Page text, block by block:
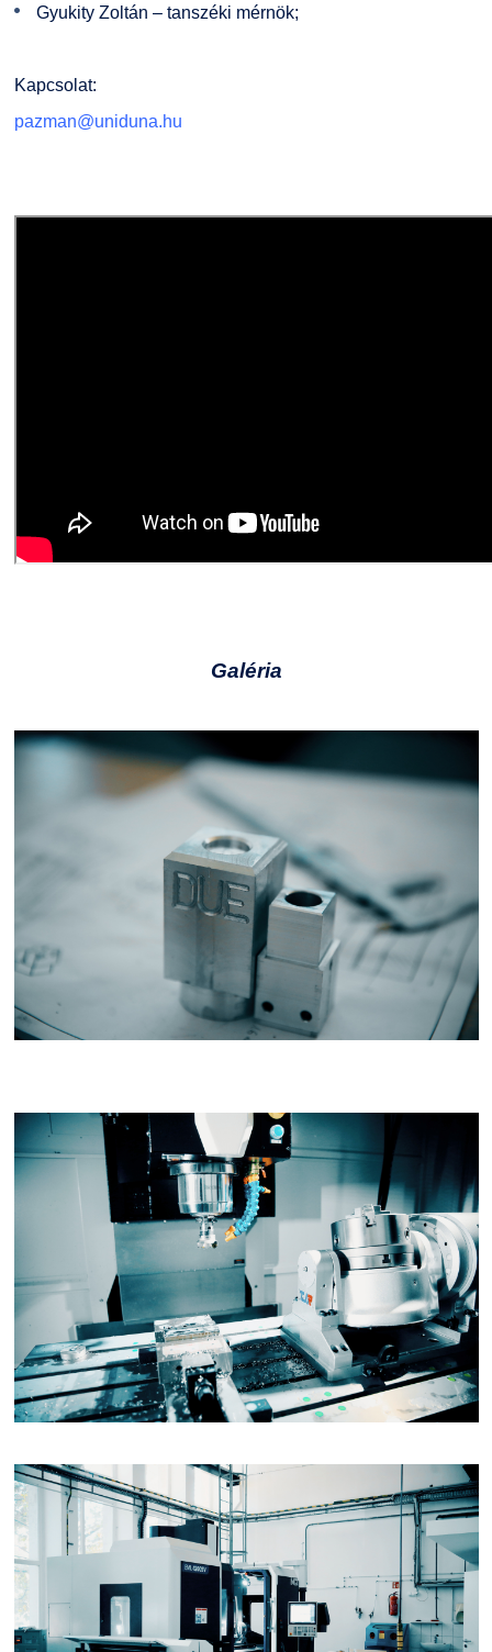
Gyukity Zoltán – tanszéki mérnök;
Kapcsolat:
pazman@uniduna.hu
Galéria